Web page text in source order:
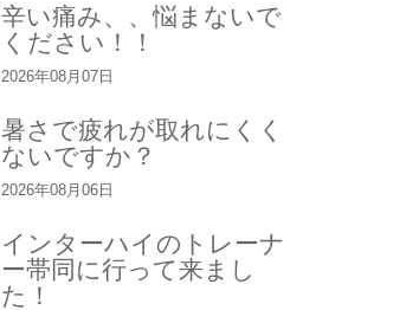
辛い痛み、、悩まないで
ください！！
2026年08月07日
暑さで疲れが取れにくく
ないですか？
2026年08月06日
インターハイのトレーナ
ー帯同に行って来まし
た！